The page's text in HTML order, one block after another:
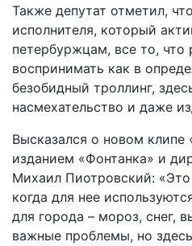
Также депутат отметил,
исполнителя, который
петербуржцам, все то,
воспринимать как в
безобидный троллинг,
насмехательство и даже
Высказался о новом клипе
изданием «Фонтанка» и
Михаил Пиотровский:
когда для нее
для города – мороз, снег,
важные проблемы, но